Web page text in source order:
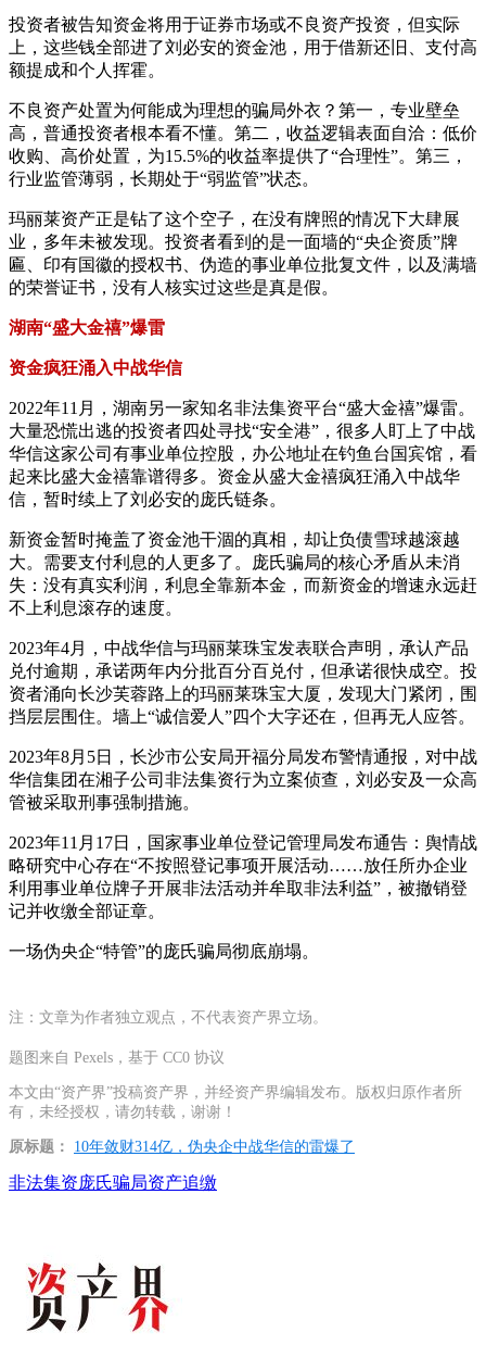
投资者被告知资金将用于证券市场或不良资产投资，但实际
上，这些钱全部进了刘必安的资金池，用于借新还旧、支付高
额提成和个人挥霍。
不良资产处置为何能成为理想的骗局外衣？第一，专业壁垒
高，普通投资者根本看不懂。第二，收益逻辑表面自洽：低价
收购、高价处置，为15.5%的收益率提供了“合理性”。第三，
行业监管薄弱，长期处于“弱监管”状态。
玛丽莱资产正是钻了这个空子，在没有牌照的情况下大肆展
业，多年未被发现。投资者看到的是一面墙的“央企资质”牌
匾、印有国徽的授权书、伪造的事业单位批复文件，以及满墙
的荣誉证书，没有人核实过这些是真是假。
湖南“盛大金禧”爆雷
资金疯狂涌入中战华信
2022年11月，湖南另一家知名非法集资平台“盛大金禧”爆雷。
大量恐慌出逃的投资者四处寻找“安全港”，很多人盯上了中战
华信这家公司有事业单位控股，办公地址在钓鱼台国宾馆，看
起来比盛大金禧靠谱得多。资金从盛大金禧疯狂涌入中战华
信，暂时续上了刘必安的庞氏链条。
新资金暂时掩盖了资金池干涸的真相，却让负债雪球越滚越
大。需要支付利息的人更多了。庞氏骗局的核心矛盾从未消
失：没有真实利润，利息全靠新本金，而新资金的增速永远赶
不上利息滚存的速度。
2023年4月，中战华信与玛丽莱珠宝发表联合声明，承认产品
兑付逾期，承诺两年内分批百分百兑付，但承诺很快成空。投
资者涌向长沙芙蓉路上的玛丽莱珠宝大厦，发现大门紧闭，围
挡层层围住。墙上“诚信爱人”四个大字还在，但再无人应答。
2023年8月5日，长沙市公安局开福分局发布警情通报，对中战
华信集团在湘子公司非法集资行为立案侦查，刘必安及一众高
管被采取刑事强制措施。
2023年11月17日，国家事业单位登记管理局发布通告：舆情战
略研究中心存在“不按照登记事项开展活动……放任所办企业
利用事业单位牌子开展非法活动并牟取非法利益”，被撤销登
记并收缴全部证章。
一场伪央企“特管”的庞氏骗局彻底崩塌。
注：文章为作者独立观点，不代表资产界立场。
题图来自 Pexels，基于 CC0 协议
本文由“资产界”投稿资产界，并经资产界编辑发布。版权归原作者所
有，未经授权，请勿转载，谢谢！
原标题： 10年敛财314亿，伪央企中战华信的雷爆了
非法集资庞氏骗局资产追缴